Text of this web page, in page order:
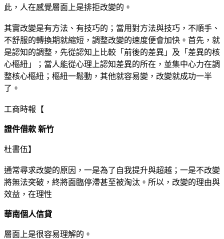
此，人在感覺層面上是排拒改變的。
其實改變是有方法、有技巧的；當用對方法與技巧，不順手、
不舒服的轉換期就縮短，調整改變的速度便會加快。首先，就
是認知的調整，先從認知上比較「前後的差異」及「差異的核
心樞紐」；當人能從心理上認知差異的所在，並集中心力在調
整核心樞紐；樞紐一鬆動，其他就容易變，改變就成功一半
了。
工商時報【
證件借款 新竹
杜書伍】
通常尋求改變的原因，一是為了自我提升與超越；一是不改變
將無法突破，終將面臨停滯甚至被淘汰。所以，改變的理由與
效益，在理性
華南個人信貸
層面上是很容易理解的。